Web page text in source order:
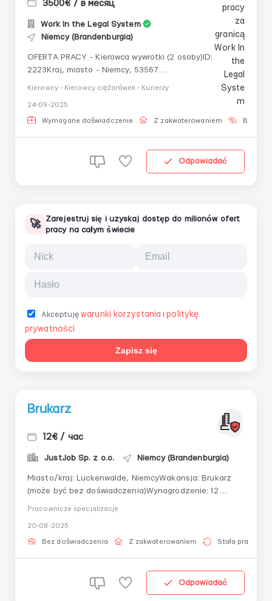
3500€ / в месяц
Work In the Legal System
Niemcy (Brandenburgia)
OFERTA PRACY - Kierowca wywrotki (2 osoby)ID:
2223Kraj, miasto - Niemcy, 53567
Buchholz.Wynagrodzenie - od 14€/godz. (3000-
3500€/mies.) NETTO.Harmonogram pracy: Pon.-Sob.
(6:30-17:00, przerwa - 45 min). 220-250
godz./mies.DOKUMENTY: wiza pracownicza/ karta
Kierowcy - Kierowcy ciężarówek - Kurierzy
24-09-2025
Wymagane doświadczenie Z zakwaterowaniem Bez
Odpowiadać
🚀
Zarejestruj się i uzyskaj dostęp do milionów ofert
pracy na całym świecie
Akceptujęwarunki korzystania i politykę
prywatności
Zapisz się
Brukarz
12€ / час
JustJob Sp. z o.o. Niemcy (Brandenburgia)
Miasto/kraj: Luckenwalde, NiemcyWakansja: Brukarz
(może być bez doświadczenia)Wynagrodzenie: 12
godz/miesMieszkanie/transport: 250 €/mies,
mieszkanie, transport dostępnyWymagania:...
Pracownicze specjalizacje
20-08-2025
Bez doświadczenia Z zakwaterowaniem Stała praca
Odpowiadać